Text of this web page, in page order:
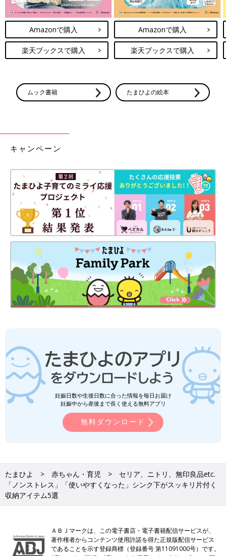
Amazonで購入
楽天ブックスで購入
Amazonで購入
楽天ブックスで購入
ムック書籍 たまひよの絵本
キャンペーン
妊娠日数や生後日数に合った情報を毎日お届け
妊娠中から産後まで長く使える無料アプリ
無料ダウンロード
たまひよ 赤ちゃん・育児
セリア、ニトリ、無印良品etc.
「ノンストレス」「使いやすくなった」シンク下がスッキリ片付く
収納アイテム5選
ＡＢＪマークは、この電子書店・電子書籍配信サービスが、
著作権者からコンテンツ使用許諾を得た正規版配信サービス
であることを示す登録商標（登録番号 第11091000号）です。